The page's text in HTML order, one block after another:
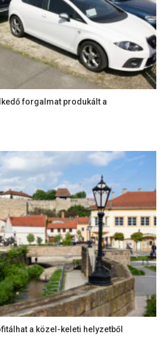
forgalmat produkált a
a közel-keleti helyzetből